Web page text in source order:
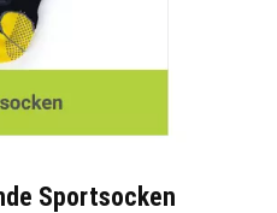
Sportsocken